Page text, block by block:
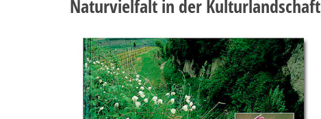
Naturvielfalt in der Kulturlandschaft